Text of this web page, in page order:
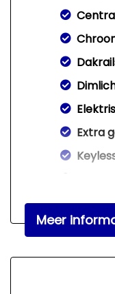
Extra
Led
Meer